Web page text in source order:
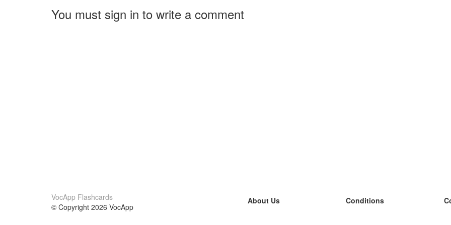
You must sign in to write a comment
VocApp Flashcards
© Copyright 2026 VocApp
About Us
Conditions